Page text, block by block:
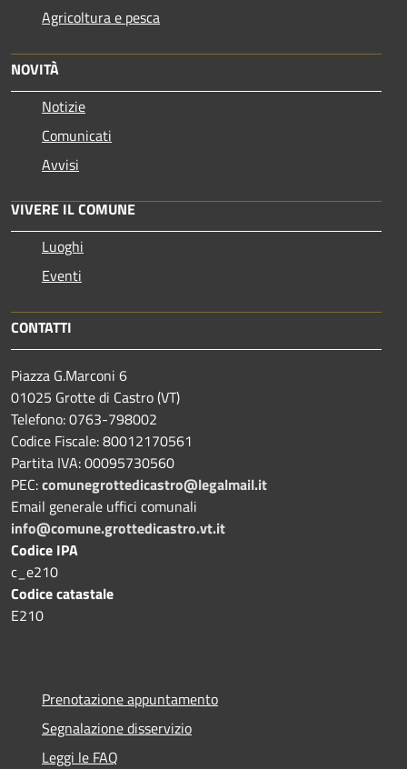
Agricoltura e pesca
NOVITÀ
Notizie
Comunicati
Avvisi
VIVERE IL COMUNE
Luoghi
Eventi
CONTATTI
Piazza G.Marconi 6
01025 Grotte di Castro (VT)
Telefono: 0763-798002
Codice Fiscale: 80012170561
Partita IVA: 00095730560
PEC:comunegrottedicastro@legalmail.it
Email generale uffici comunali
info@comune.grottedicastro.vt.it
Codice IPA
c_e210
Codice catastale
E210
Prenotazione appuntamento
Segnalazione disservizio
Leggi le FAQ